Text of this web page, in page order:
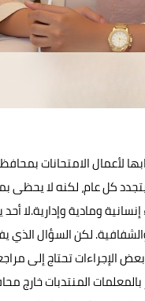
لأعمال الامتحانات
يتجدد كل عام، لكنه لا
إنسانية ومادية
لكن السؤال
تحتاج إلى
المنتدبات خارج